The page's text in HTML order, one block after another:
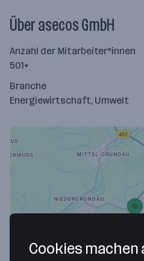
Über asecos GmbH
Anzahl der Mitarbeiter*innen
501+
Branche
Energiewirtschaft, Umwelt
Cookies machen